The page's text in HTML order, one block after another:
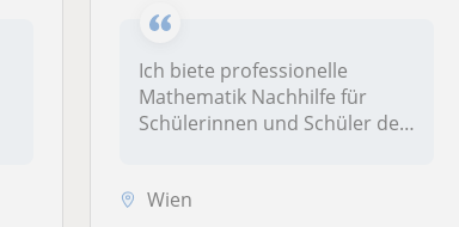
Ich biete professionelle
Mathematik Nachhilfe für
Schülerinnen und Schüler der
Wien